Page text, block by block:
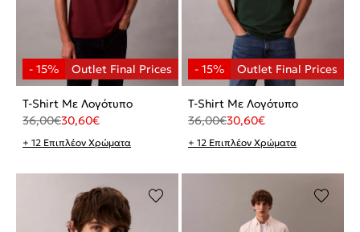
T-Shirt Με Λογότυπο
36,00€30,60€
+ 12 Επιπλέον Χρώματα
T-Shirt Με Λογότυπο
36,00€30,60€
+ 12 Επιπλέον Χρώματα